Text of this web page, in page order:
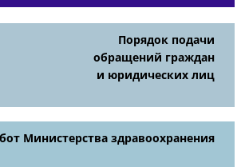
Порядок подачи
обращений граждан
и юридических лиц
Министерства здравоохранения